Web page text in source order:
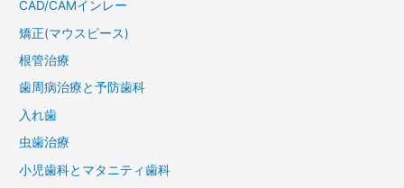
CAD/CAMインレー
矯正(マウスピース)
根管治療
歯周病治療と予防歯科
入れ歯
虫歯治療
小児歯科とマタニティ歯科